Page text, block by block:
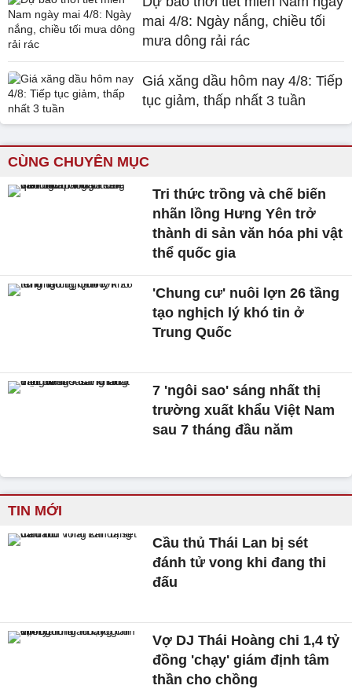
mai 4/8: Ngày nắng, chiều tối
mưa dông rải rác
Giá xăng dầu hôm nay 4/8: Tiếp
tục giảm, thấp nhất 3 tuần
CÙNG CHUYÊN MỤC
Tri thức trồng và chế biến
nhãn lồng Hưng Yên trở
thành di sản văn hóa phi vật
thể quốc gia
'Chung cư' nuôi lợn 26 tầng
tạo nghịch lý khó tin ở
Trung Quốc
7 'ngôi sao' sáng nhất thị
trường xuất khẩu Việt Nam
sau 7 tháng đầu năm
TIN MỚI
Cầu thủ Thái Lan bị sét
đánh tử vong khi đang thi
đấu
Vợ DJ Thái Hoàng chi 1,4 tỷ
đồng 'chạy' giám định tâm
thần cho chồng